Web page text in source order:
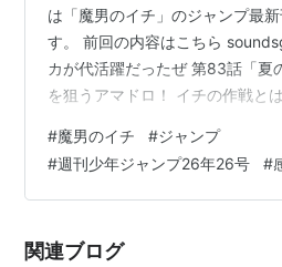
は「魔男のイチ」のジャンプ最
す。 前回の内容はこちら
カが代活躍だったぜ 第83話「夏
を狙うアマドロ！ イチの作戦と
虫」内容まとめ イチを狙うアマ
よって標的をイチに切り替えた
ット)"は魔力量や技術力に比例
男のイチ 第83話 (西修,宇佐崎し
#魔男のイチ #ジャンプ
#週刊少年ジャンプ26年26号 #
関連ブログ